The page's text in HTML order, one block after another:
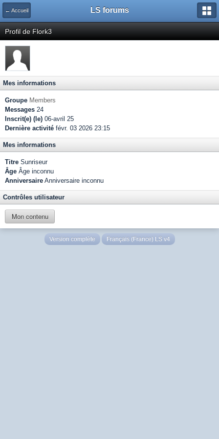
← Accueil LS forums
Profil de Flork3
Mes informations
Groupe Members
Messages 24
Inscrit(e) (le) 06-avril 25
Dernière activité févr. 03 2026 23:15
Mes informations
Titre Sunriseur
Âge Âge inconnu
Anniversaire Anniversaire inconnu
Contrôles utilisateur
Mon contenu
Version complète Français (France) LS v4